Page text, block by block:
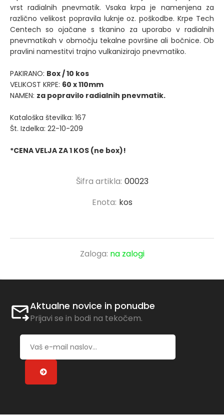
vrst radialnih pnevmatik. Vsaka krpa je namenjena za
različno velikost popravila luknje oz. poškodbe. Krpe Tech
Centech so ojačane s tkanino za uporabo v radialnih
pnevmatikah v območju tekalne površine ali bočnice. Ob
pravlini namestitvi trajno vulkanizirajo pnevmatiko.
PAKIRANO: Box / 10 kos
VELIKOST KRPE: 60 x 110mm
NAMEN: za popravilo radialnih pnevmatik.
Kataloška številka: 167
Št. Izdelka: 22-10-209
*CENA VELJA ZA 1 KOS (ne box)!
Šifra artikla: 00023
Enota: kos
Zaloga: na zalogi
Aktualne novice in ponudbe
Prijavi se in bodi na tekočem.